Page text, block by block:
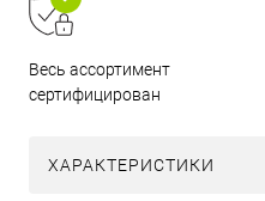
Весь ассортимент
сертифицирован
ХАРАКТЕРИСТИКИ